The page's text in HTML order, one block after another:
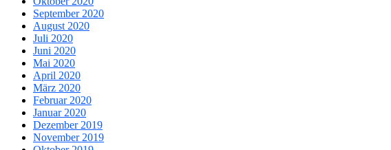
September 2020
August 2020
Juli 2020
Juni 2020
Mai 2020
April 2020
März 2020
Februar 2020
Januar 2020
Dezember 2019
November 2019